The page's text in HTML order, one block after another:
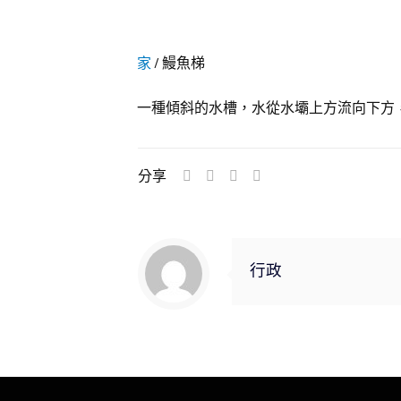
家 / 鰻魚梯
一種傾斜的水槽，水從水壩上方流向下方
分享
行政